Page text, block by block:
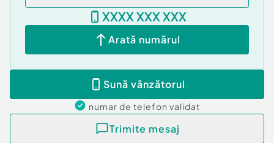
XXXX XXX XXX
Arată numărul
Sună vânzătorul
numar de telefon validat
Trimite mesaj